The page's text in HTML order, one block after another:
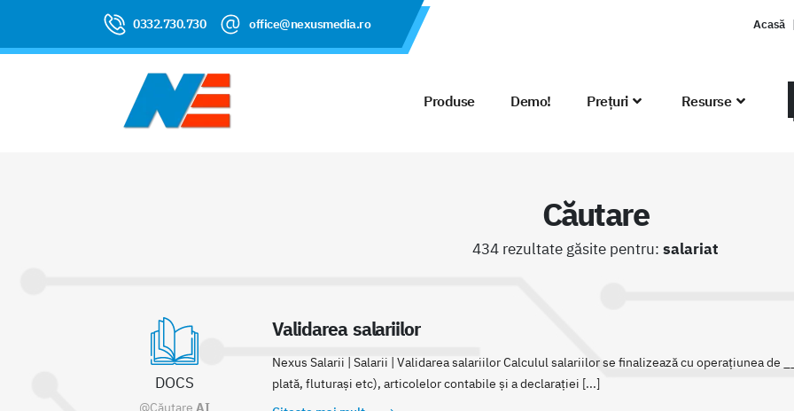
0332.730.730 office@nexusmedia.ro Acasă
Produse Demo! Prețuri Resurse
Căutare
434 rezultate găsite pentru: salariat
DOCS
@Căutare AI
Validarea salariilor
Nexus Salarii | Salarii | Validarea salariilor Calculul salariilor se finalizează cu operațiunea de
plată, fluturași etc), articolelor contabile și a declarației [...]